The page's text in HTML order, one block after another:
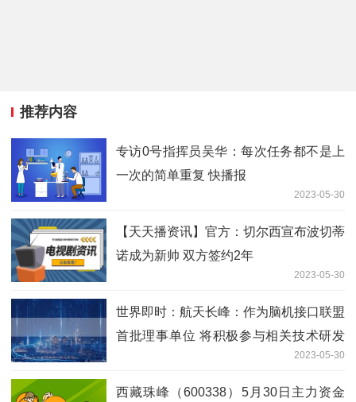
推荐内容
专访0号指挥员吴华：每次任务都不是上
一次的简单重复 快播报
2023-05-30
【天天播资讯】官方：切尔西宣布波切蒂
诺成为新帅 双方签约2年
2023-05-30
世界即时：航天长峰：作为脑机接口联盟
首批理事单位 将积极参与相关技术研发
2023-05-30
西藏珠峰（600338）5月30日主力资金